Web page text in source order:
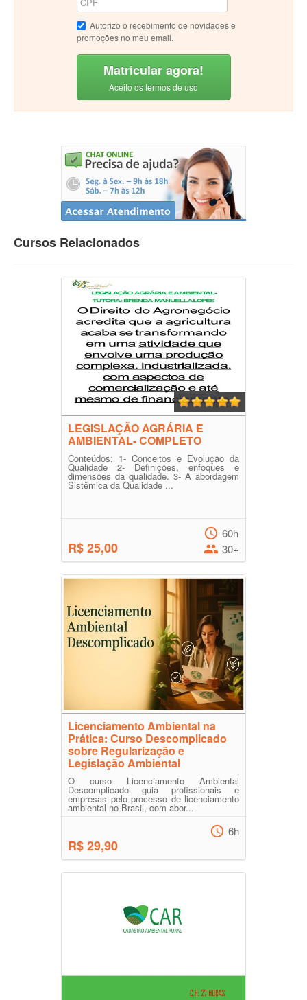
Autorizo o recebimento de novidades e
promoções no meu email.
Matricular agora!
Aceito os termos de uso
Cursos Relacionados
LEGISLAÇÃO AGRÁRIA E
AMBIENTAL- COMPLETO
Conteúdos: 1- Conceitos e Evolução da
Qualidade 2- Definições, enfoques e
dimensões da qualidade. 3- A abordagem
Sistêmica da Qualidade ...
R$ 25,00
60h
30+
Licenciamento Ambiental na
Prática: Curso Descomplicado
sobre Regularização e
Legislação Ambiental
O curso Licenciamento Ambiental
Descomplicado guia profissionais e
empresas pelo processo de licenciamento
ambiental no Brasil, com abor...
R$ 29,90
6h